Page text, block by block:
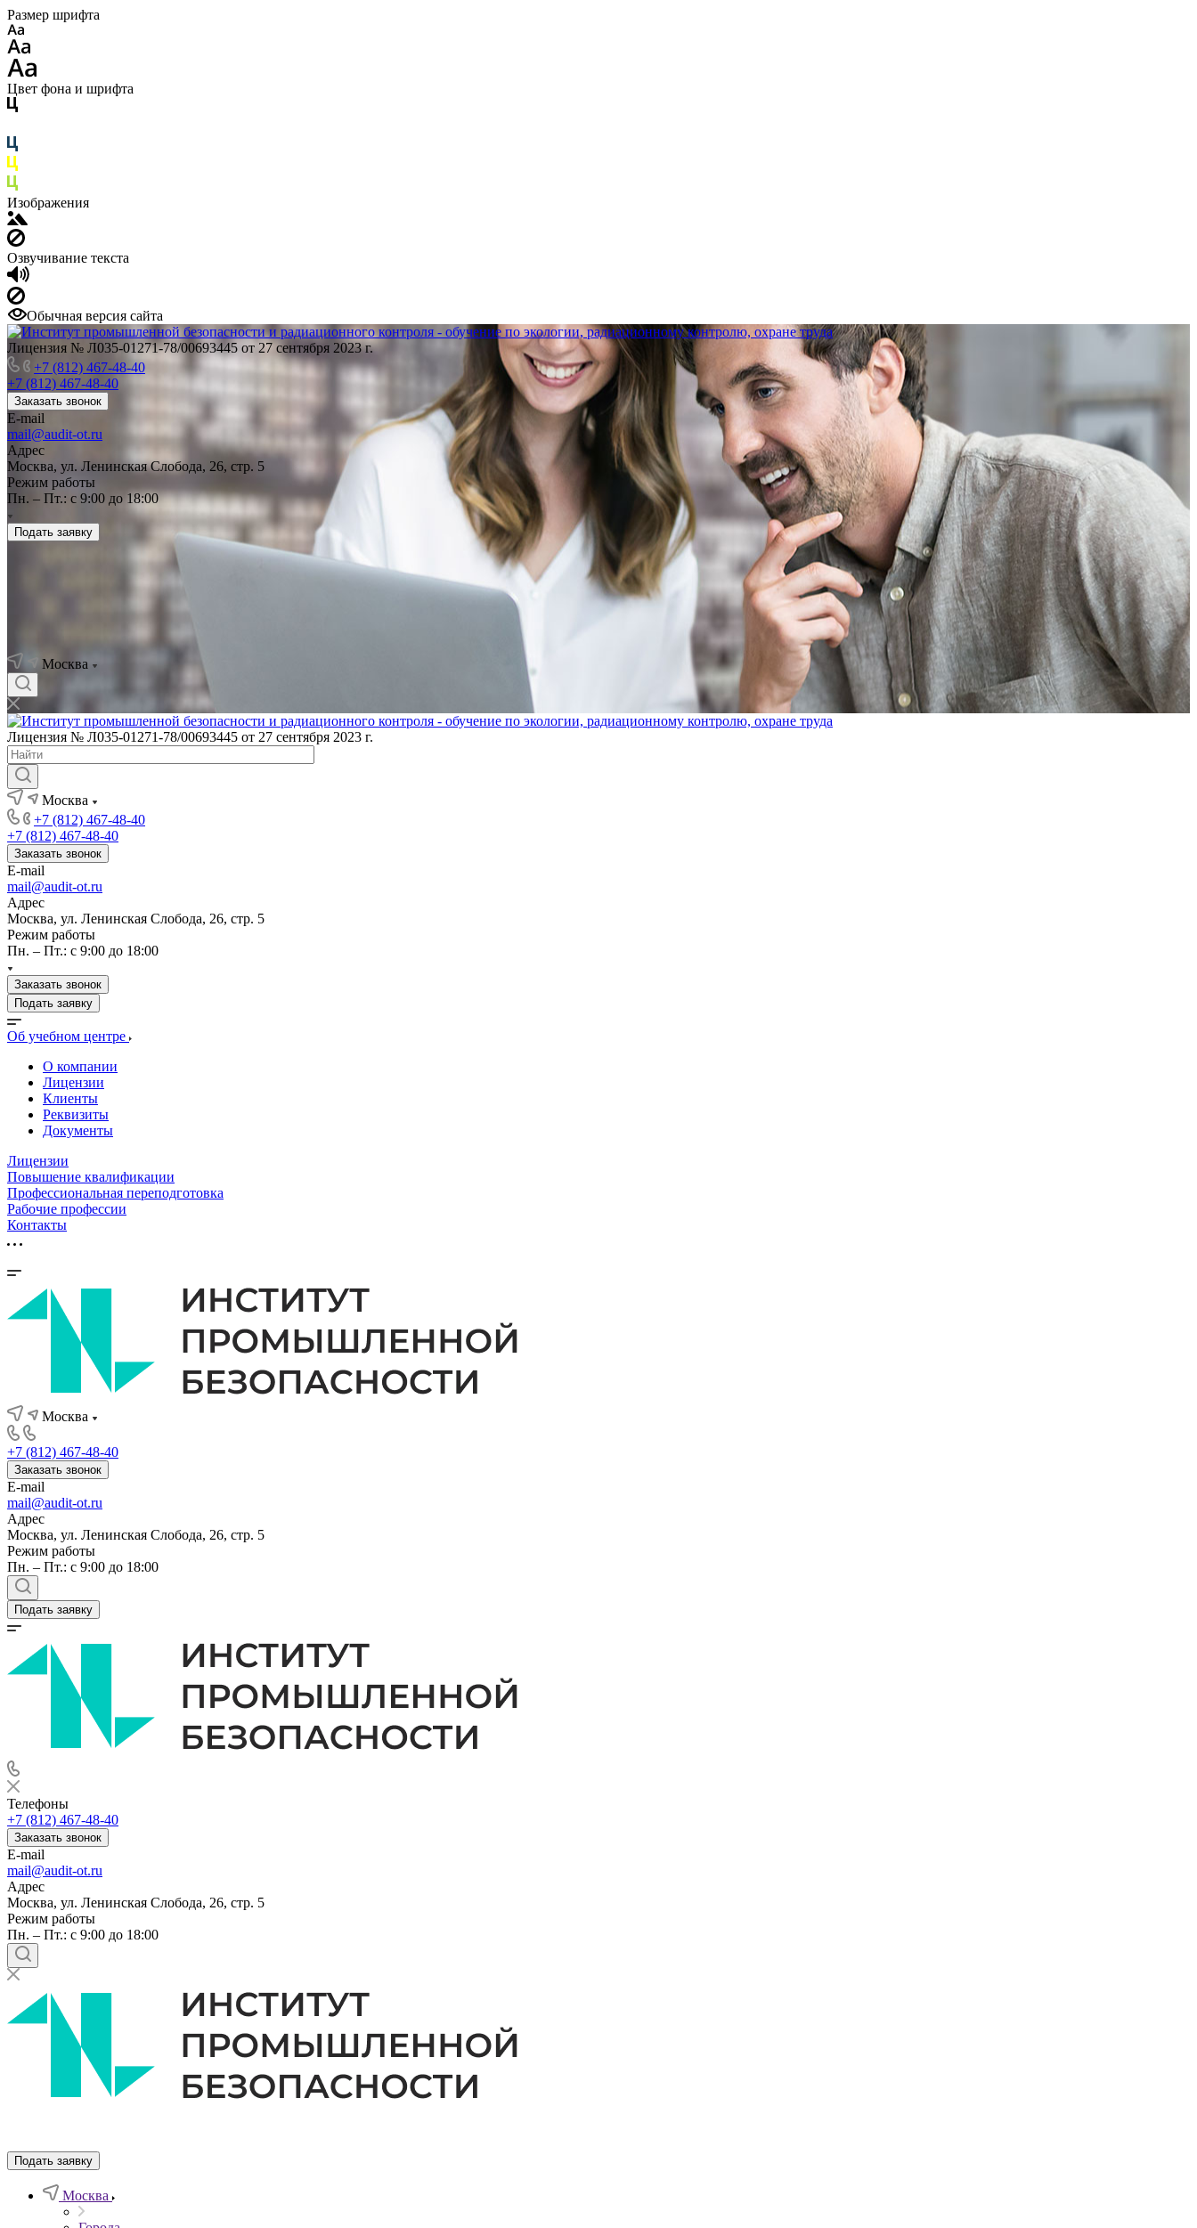
Размер шрифта
Цвет фона и шрифта
Изображения
Озвучивание текста
Обычная версия сайта
Лицензия № Л035-01271-78/00693445 от 27 сентября 2023 г.
+7 (812) 467-48-40
+7 (812) 467-48-40
Заказать звонок
E-mail
mail@audit-ot.ru
Адрес
Москва, ул. Ленинская Слобода, 26, стр. 5
Режим работы
Пн. – Пт.: с 9:00 до 18:00
Подать заявку
Москва
Лицензия № Л035-01271-78/00693445 от 27 сентября 2023 г.
Москва
+7 (812) 467-48-40
+7 (812) 467-48-40
Заказать звонок
E-mail
mail@audit-ot.ru
Адрес
Москва, ул. Ленинская Слобода, 26, стр. 5
Режим работы
Пн. – Пт.: с 9:00 до 18:00
Заказать звонок
Подать заявку
Об учебном центре
О компании
Лицензии
Клиенты
Реквизиты
Документы
Лицензии
Повышение квалификации
Профессиональная переподготовка
Рабочие профессии
Контакты
Москва
+7 (812) 467-48-40
Заказать звонок
E-mail
mail@audit-ot.ru
Адрес
Москва, ул. Ленинская Слобода, 26, стр. 5
Режим работы
Пн. – Пт.: с 9:00 до 18:00
Подать заявку
Телефоны
+7 (812) 467-48-40
Заказать звонок
E-mail
mail@audit-ot.ru
Адрес
Москва, ул. Ленинская Слобода, 26, стр. 5
Режим работы
Пн. – Пт.: с 9:00 до 18:00
Подать заявку
Москва